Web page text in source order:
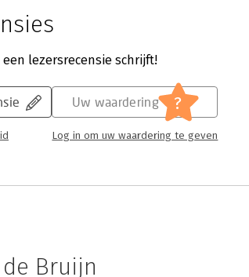
lezersrecensie schrijft!
Uw waardering ?
Log in om uw waardering te geven
Bruijn